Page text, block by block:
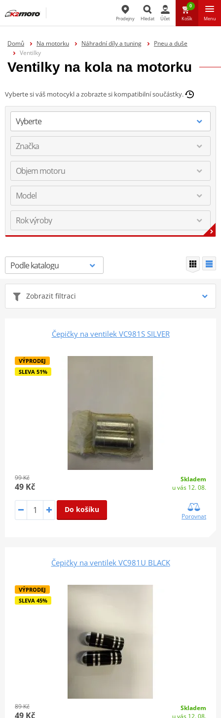
Hledat
Prodejny Hledat Účet
0
Košík Menu
Domů Na motorku Náhradní díly a tuning
Pneu a duše
Ventilky
Ventilky na kola na motorku
Vyberte si váš motocykl a zobrazte si kompatibilní součástky.
Zobrazit filtraci
Čepičky na ventilek VC981S SILVER
VÝPRODEJ
SLEVA 51%
99 Kč
49 Kč
Skladem
u vás 12. 08.
Do košíku
Porovnat
Čepičky na ventilek VC981U BLACK
VÝPRODEJ
SLEVA 45%
89 Kč
49 Kč
Skladem